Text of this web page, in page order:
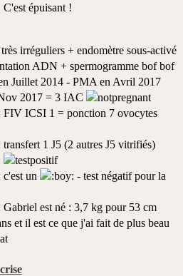
épuisant !
irréguliers + endomètre sous-activé
ADN + spermogramme bof bof
Juillet 2014 - PMA en Avril 2017
2017 = 3 IAC
FIV ICSI 1 = ponction 7 ovocytes
1 J5 (2 autres J5 vitrifiés)
un
- test négatif pour la
Gabriel est né : 3,7 kg pour 53 cm
et il est ce que j'ai fait de plus beau